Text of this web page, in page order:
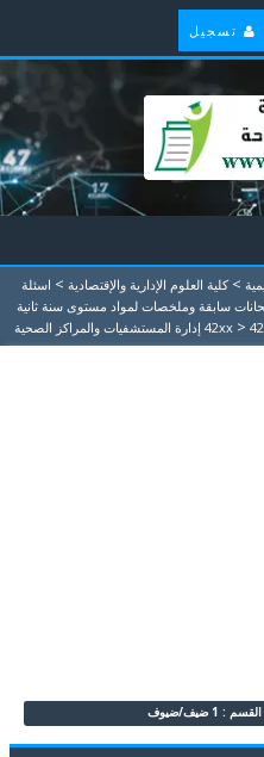
تسجيل
> كلية العلوم الإدارية والإقتصادية > اسئلة
سابقة وملخصات لمواد مستوى سنة ثانية
> الصحية
ضيف/ضيوف